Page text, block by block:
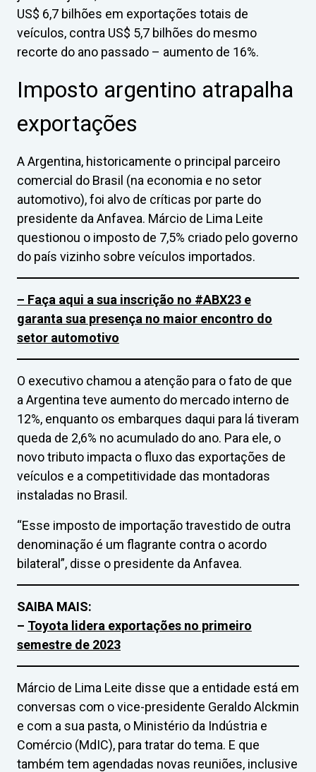
US$ 6,7 bilhões em exportações totais de
veículos, contra US$ 5,7 bilhões do mesmo
recorte do ano passado – aumento de 16%.
Imposto argentino atrapalha
exportações
A Argentina, historicamente o principal parceiro
comercial do Brasil (na economia e no setor
automotivo), foi alvo de críticas por parte do
presidente da Anfavea. Márcio de Lima Leite
questionou o imposto de 7,5% criado pelo governo
do país vizinho sobre veículos importados.
– Faça aqui a sua inscrição no #ABX23 e
garanta sua presença no maior encontro do
setor automotivo
O executivo chamou a atenção para o fato de que
a Argentina teve aumento do mercado interno de
12%, enquanto os embarques daqui para lá tiveram
queda de 2,6% no acumulado do ano. Para ele, o
novo tributo impacta o fluxo das exportações de
veículos e a competitividade das montadoras
instaladas no Brasil.
“Esse imposto de importação travestido de outra
denominação é um flagrante contra o acordo
bilateral”, disse o presidente da Anfavea.
SAIBA MAIS:
– Toyota lidera exportações no primeiro
semestre de 2023
Márcio de Lima Leite disse que a entidade está em
conversas com o vice-presidente Geraldo Alckmin
e com a sua pasta, o Ministério da Indústria e
Comércio (MdIC), para tratar do tema. E que
também tem agendadas novas reuniões, inclusive